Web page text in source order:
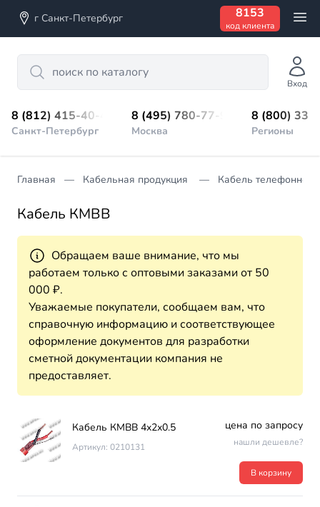
г Санкт-Петербург 8153
код клиента
Search
Вход
8 (812) 415-40-45
Санкт-Петербург
8 (495) 780-77-98
Москва
8 (800)
Регионы
Главная Кабельная продукция Кабель телефонной
Кабель КМВВ
Обращаем ваше внимание, что мы
работаем только с оптовыми заказами от 50
000 ₽.
Уважаемые покупатели, сообщаем вам, что
справочную информацию и соответствующее
оформление документов для разработки
сметной документации компания не
предоставляет.
Кабель КМВВ 4х2х0.5
Артикул: 0210131
цена по запросу
нашли дешевле?
В корзину